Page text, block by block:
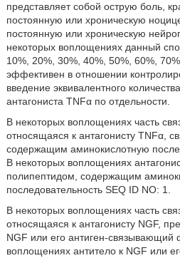
представляет собой острую боль,
постоянную или хроническую
постоянную или хроническую
некоторых воплощениях данный
10%, 20%, 30%, 40%, 50%, 60%,
эффективен в отношении
введение эквивалентного
антагониста TNFα по отдельности.
В некоторых воплощениях часть
относящаяся к антагонисту TNFα,
содержащим аминокислотную
В некоторых воплощениях
полипептидом, содержащим
последовательность SEQ ID NO: 1.
В некоторых воплощениях часть
относящаяся к антагонисту NGF,
NGF или его антиген-связывающий
воплощениях антитело к NGF или